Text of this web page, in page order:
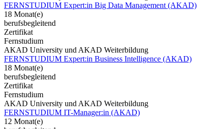
FERNSTUDIUM Expert:in Big Data Management (AKAD)
18 Monat(e)
berufsbegleitend
Zertifikat
Fernstudium
AKAD University und AKAD Weiterbildung
FERNSTUDIUM Expert:in Business Intelligence (AKAD)
18 Monat(e)
berufsbegleitend
Zertifikat
Fernstudium
AKAD University und AKAD Weiterbildung
FERNSTUDIUM IT-Manager:in (AKAD)
12 Monat(e)